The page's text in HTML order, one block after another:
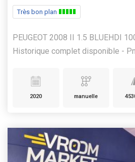
Très bon plan
PEUGEOT 2008 II 1.5 BLUEHDI
Historique complet disponible -
2020 manuelle